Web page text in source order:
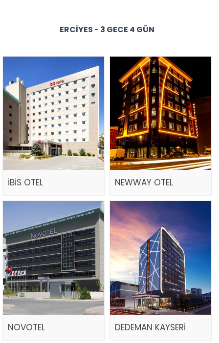
ERCIYES - 3 GECE 4 GÜN
İBİS OTEL NEWWAY OTEL
NOVOTEL DEDEMAN KAYSERİ